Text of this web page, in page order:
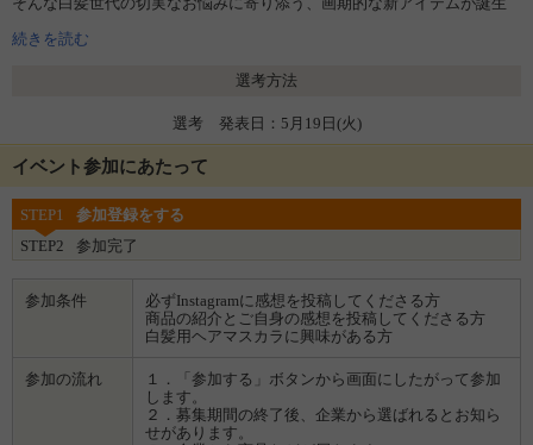
テンスターHena ポンポン付きヘアマスカラ
続きを読む
選考方法
選考 発表日：5月19日(火)
イベント参加にあたって
STEP1
参加登録をする
STEP2
参加完了
参加条件
必ずInstagramに感想を投稿してくださる方
商品の紹介とご自身の感想を投稿してくださる方
白髪用ヘアマスカラに興味がある方
参加の流れ
１．「参加する」ボタンから画面にしたがって参加
します。
２．募集期間の終了後、企業から選ばれるとお知ら
せがあります。